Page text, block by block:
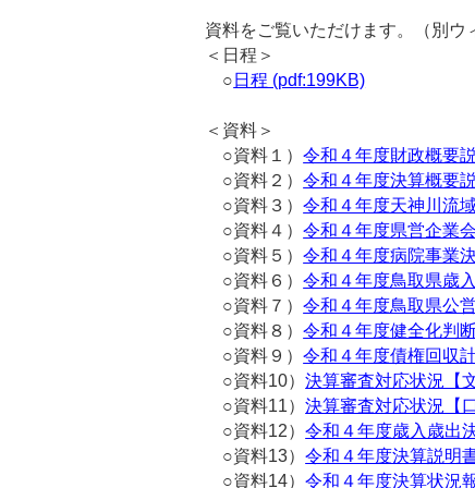
資料をご覧いただけます。（別ウ
＜日程＞
○ 日程 (pdf:199KB)
＜資料＞
○資料１）令和４年度財政概要
○資料２）令和４年度決算概要
○資料３）令和４年度天神川流
○資料４）令和４年度県営企業
○資料５）令和４年度病院事業
○資料６）令和４年度鳥取県歳
○資料７）令和４年度鳥取県公
○資料８）令和４年度健全化判
○資料９）令和４年度債権回収
○資料10）決算審査対応状況【
○資料11）決算審査対応状況【
○資料12）令和４年度歳入歳出
○資料13）令和４年度決算説明
○資料14）令和４年度決算状況